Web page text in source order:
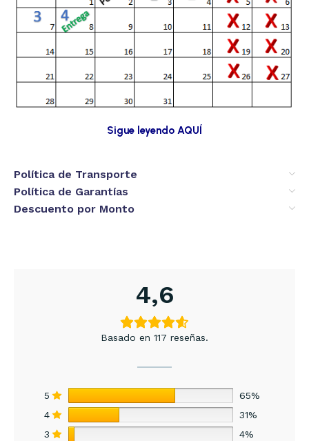
Sigue leyendo AQUÍ
Política de Transporte
Política de Garantías
Descuento por Monto
4,6
Basado en 117 reseñas.
5
65%
4
31%
3
4%